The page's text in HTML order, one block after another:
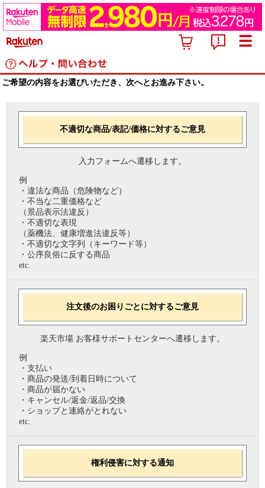
ご希望の内容をお選びいただき、次へとお進み下さい。
不適切な商品/表記/価格に対するご意見
入力フォームへ遷移します。
例
・違法な商品（危険物など）
・不当な二重価格など
（景品表示法違反）
・不適切な表現
（薬機法、健康増進法違反等）
・不適切な文字列（キーワード等）
・公序良俗に反する商品
etc.
注文後のお困りごとに対するご意見
楽天市場 お客様サポートセンターへ遷移します。
例
・支払い
・商品の発送/到着日時について
・商品が届かない
・キャンセル/返金/返品/交換
・ショップと連絡がとれない
etc.
権利侵害に対する通知